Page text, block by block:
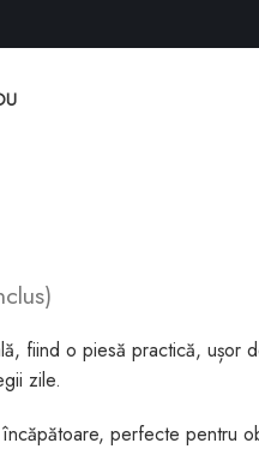
fiind o piesă practică, ușor
zile.
perfecte pentru